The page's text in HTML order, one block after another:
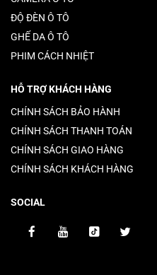
ĐỘ ĐÈN Ô TÔ
GHẾ DA Ô TÔ
PHIM CÁCH NHIỆT
HỖ TRỢ KHÁCH HÀNG
CHÍNH SÁCH BẢO HÀNH
CHÍNH SÁCH THANH TOÁN
CHÍNH SÁCH GIAO HÀNG
CHÍNH SÁCH KHÁCH HÀNG
SOCIAL